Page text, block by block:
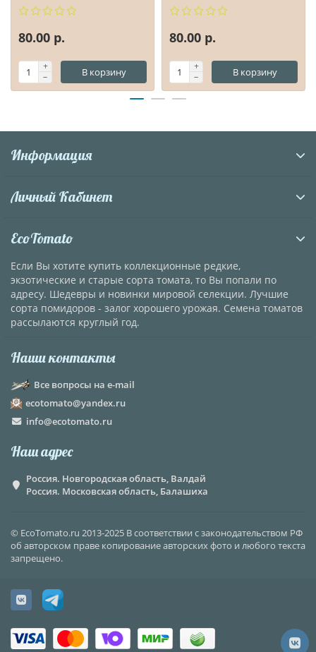
80.00 р.
В корзину
80.00 р.
В корзину
Информация
Личный Кабинет
EcoTomato
Если Вы хотите купить коллекционные редкие,
экзотические и старые сорта томата, то Вы попали по
адресу. Шедевры и новинки мировой селекции. Лучшие
сорта помидоров - залог хорошего урожая. Семена томатов
рассылаются круглый год.
Наши контакты
Все вопросы на e-mail
ecotomato@yandex.ru
info@ecotomato.ru
Наш адрес
Россия. Новгородская область, Валдай
Россия. Московская область, Балашиха
© EcoTomato.ru 2013-2025 В соответствии с законодательством РФ
об авторском праве копирование авторских фото и любого текста
запрещено.